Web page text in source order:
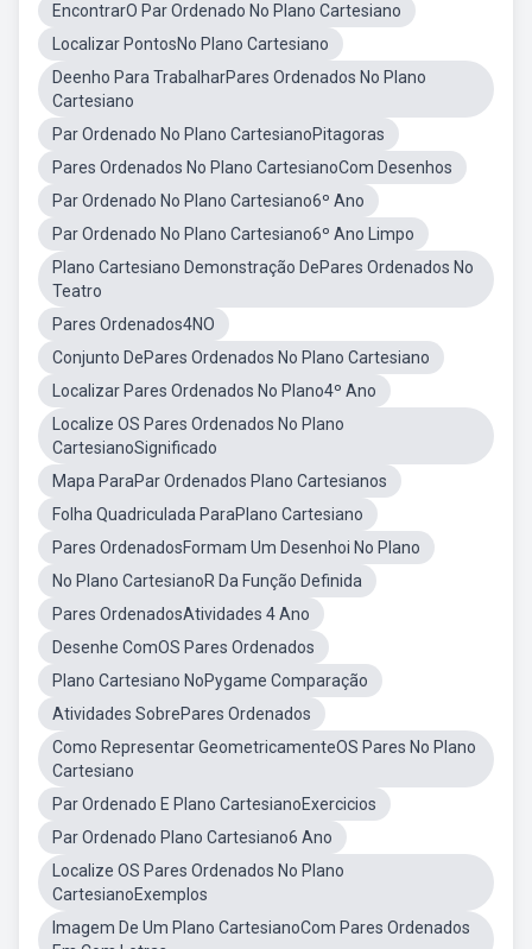
EncontrarO Par Ordenado No Plano Cartesiano
Localizar PontosNo Plano Cartesiano
Deenho Para TrabalharPares Ordenados No Plano
Cartesiano
Par Ordenado No Plano CartesianoPitagoras
Pares Ordenados No Plano CartesianoCom Desenhos
Par Ordenado No Plano Cartesiano6º Ano
Par Ordenado No Plano Cartesiano6º Ano Limpo
Plano Cartesiano Demonstração DePares Ordenados No
Teatro
Pares Ordenados4NO
Conjunto DePares Ordenados No Plano Cartesiano
Localizar Pares Ordenados No Plano4º Ano
Localize OS Pares Ordenados No Plano
CartesianoSignificado
Mapa ParaPar Ordenados Plano Cartesianos
Folha Quadriculada ParaPlano Cartesiano
Pares OrdenadosFormam Um Desenhoi No Plano
No Plano CartesianoR Da Função Definida
Pares OrdenadosAtividades 4 Ano
Desenhe ComOS Pares Ordenados
Plano Cartesiano NoPygame Comparação
Atividades SobrePares Ordenados
Como Representar GeometricamenteOS Pares No Plano
Cartesiano
Par Ordenado E Plano CartesianoExercicios
Par Ordenado Plano Cartesiano6 Ano
Localize OS Pares Ordenados No Plano
CartesianoExemplos
Imagem De Um Plano CartesianoCom Pares Ordenados